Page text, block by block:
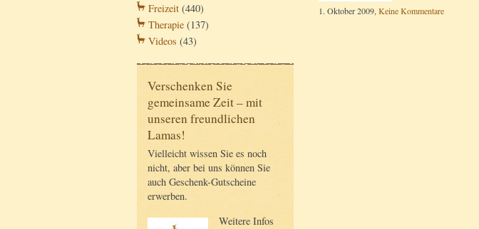
Freizeit (440)
Therapie (137)
Videos (43)
Verschenken Sie
gemeinsame Zeit – mit
unseren freundlichen
Lamas!
Vielleicht wissen Sie es noch
nicht, aber bei uns können Sie
auch Geschenk-Gutscheine
erwerben.
Weitere Infos
1. Oktober 2009,Keine Kommentare